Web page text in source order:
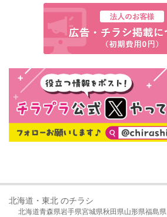
北海道・東北 のチラシ
北海道青森県岩手県宮城県秋田県山形県福島県